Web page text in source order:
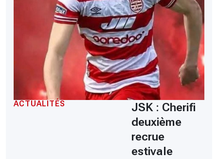
ACTUALITÉS
JSK : Cherifi
deuxième
recrue
estivale